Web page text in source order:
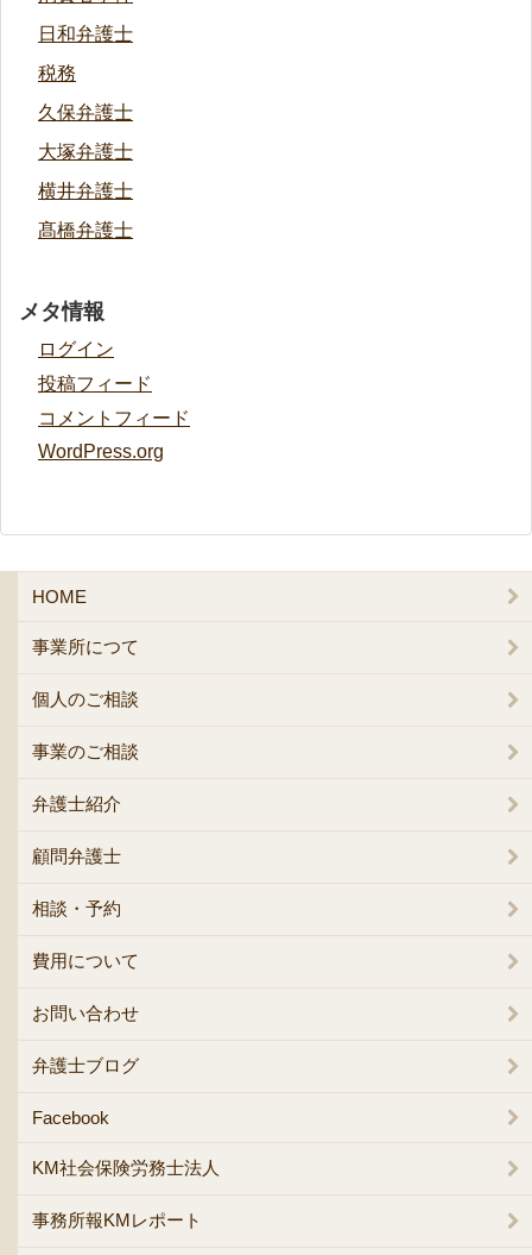
日和弁護士
税務
久保弁護士
大塚弁護士
横井弁護士
髙橋弁護士
メタ情報
ログイン
投稿フィード
コメントフィード
WordPress.org
HOME
事業所につて
個人のご相談
事業のご相談
弁護士紹介
顧問弁護士
相談・予約
費用について
お問い合わせ
弁護士ブログ
Facebook
KM社会保険労務士法人
事務所報KMレポート